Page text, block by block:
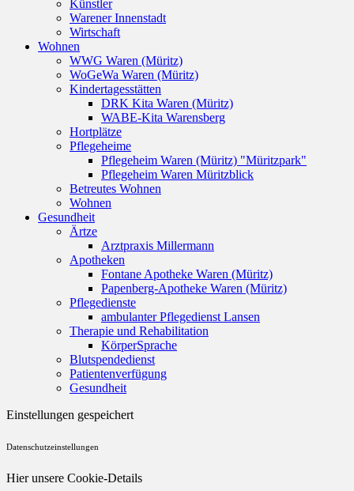
Künstler
Warener Innenstadt
Wirtschaft
Wohnen
WWG Waren (Müritz)
WoGeWa Waren (Müritz)
Kindertagesstätten
DRK Kita Waren (Müritz)
WABE-Kita Warensberg
Hortplätze
Pflegeheime
Pflegeheim Waren (Müritz) "Müritzpark"
Pflegeheim Waren Müritzblick
Betreutes Wohnen
Wohnen
Gesundheit
Ärtze
Arztpraxis Millermann
Apotheken
Fontane Apotheke Waren (Müritz)
Papenberg-Apotheke Waren (Müritz)
Pflegedienste
ambulanter Pflegedienst Lansen
Therapie und Rehabilitation
KörperSprache
Blutspendedienst
Patientenverfügung
Gesundheit
Einstellungen gespeichert
Datenschutzeinstellungen
Hier unsere Cookie-Details